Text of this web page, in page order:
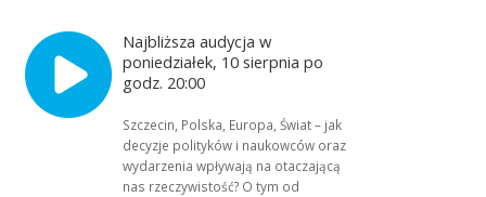
Najbliższa audycja w
poniedziałek, 10 sierpnia po
godz. 20:00
Szczecin, Polska, Europa, Świat – jak
decyzje polityków i naukowców oraz
wydarzenia wpływają na otaczającą
nas rzeczywistość? O tym od